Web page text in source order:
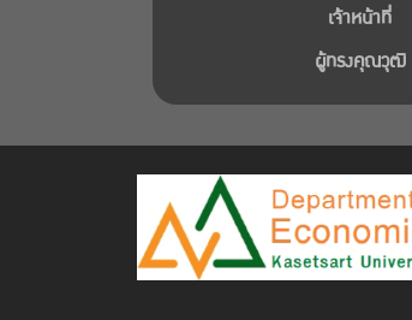
เจ้าหน้าที่
ผู้ทรงคุณวุฒิ